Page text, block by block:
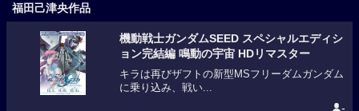
福田己津央作品
機動戦士ガンダムSEED スペシャルエディシ
ョン完結編 鳴動の宇宙 HDリマスター
キラは再びザフトの新型MSフリーダムガンダム
に乗り込み、戦い...
-